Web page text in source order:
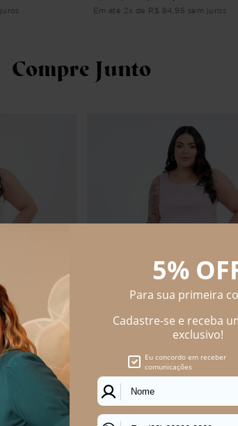
Em até 2x de R$ 84,95 sem juros
Compre Junto